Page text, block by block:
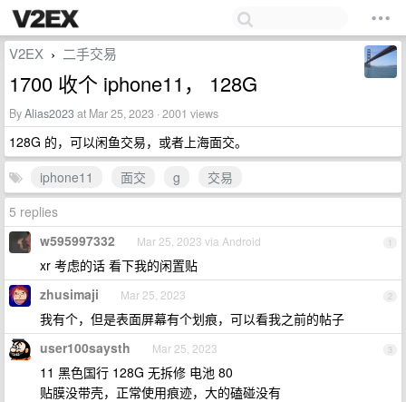
V2EX › 二手交易
1700 收个 iphone11， 128G
ByAlias2023at Mar 25, 2023 · 2001 views
128G 的，可以闲鱼交易，或者上海面交。
iphone11
面交 g
交易
5 replies
1
w595997332 Mar 25, 2023 via Android
xr 考虑的话 看下我的闲置贴
2
zhusimaji Mar 25, 2023
我有个，但是表面屏幕有个划痕，可以看我之前的帖子
3
user100saysth Mar 25, 2023
11 黑色国行 128G 无拆修 电池 80
贴膜没带壳，正常使用痕迹，大的磕碰没有